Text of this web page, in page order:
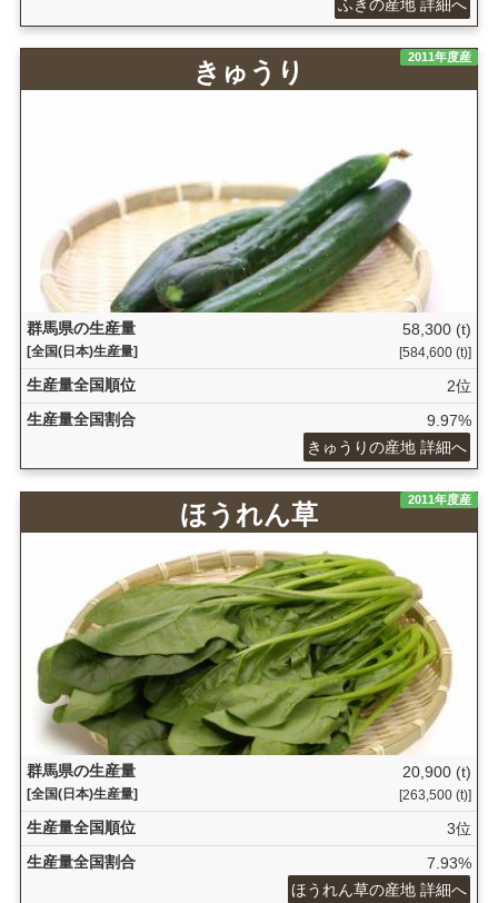
ふきの産地 詳細へ
2011年度産
きゅうり
群馬県の生産量
[全国(日本)生産量]
58,300 (t)
[584,600 (t)]
生産量全国順位
2位
生産量全国割合
9.97%
きゅうりの産地 詳細へ
2011年度産
ほうれん草
群馬県の生産量
[全国(日本)生産量]
20,900 (t)
[263,500 (t)]
生産量全国順位
3位
生産量全国割合
7.93%
ほうれん草の産地 詳細へ